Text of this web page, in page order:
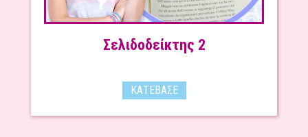
Σελιδοδείκτης 2
ΚΑΤΈΒΑΣΕ